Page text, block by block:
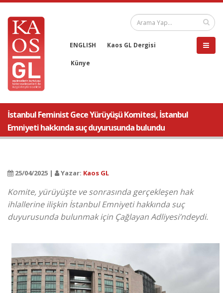
ENGLISH Kaos GL Dergisi
Künye
İstanbul Feminist Gece Yürüyüşü Komitesi, İstanbul
Emniyeti hakkında suç duyurusunda bulundu
25/04/2025 | Yazar: Kaos GL
Komite, yürüyüşte ve sonrasında gerçekleşen hak
ihlallerine ilişkin İstanbul Emniyeti hakkında suç
duyurusunda bulunmak için Çağlayan Adliyesi’ndeydi.